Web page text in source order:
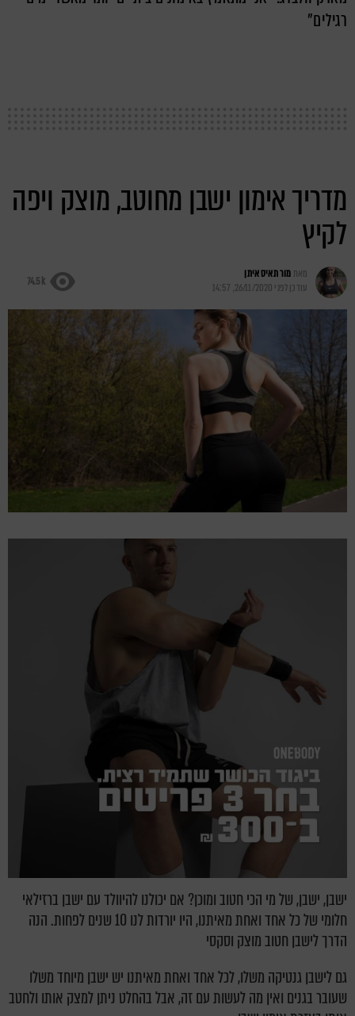
רגילים"
מדריך אימון ישבן מחוטב, מוצק ויפה
לקיץ
מאתמור תאיס איתן
עודכן לפני 26/11/2020, 14:57
74.5k
ישבן, ישבן, של מי הכי חטוב ומוכן? אם יכולנו להיוולד עם ישבן ברזילאי
חלומי של כל אחד ואחת מאיתנו, היו יורדות לנו 10 שנים לפחות. הנה
הדרך לישבן חטוב מוצק וסקסי
גם לישבן גנטיקה משלו, לכל אחד ואחת מאיתנו יש ישבן מיוחד משלו
שעובר בגנים ואין מה לעשות עם זה, אבל בהחלט ניתן למצק אותו ולחטב